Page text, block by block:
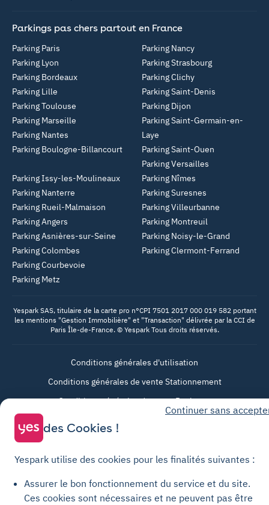
Parkings pas chers partout en France
Parking Paris
Parking Lyon
Parking Bordeaux
Parking Lille
Parking Toulouse
Parking Marseille
Parking Nantes
Parking Boulogne-Billancourt
Parking Nancy
Parking Strasbourg
Parking Clichy
Parking Saint-Denis
Parking Dijon
Parking Saint-Germain-en-
Laye
Parking Saint-Ouen
Parking Versailles
Parking Issy-les-Moulineaux
Parking Nanterre
Parking Rueil-Malmaison
Parking Angers
Parking Asnières-sur-Seine
Parking Colombes
Parking Courbevoie
Parking Metz
Parking Nîmes
Parking Suresnes
Parking Villeurbanne
Parking Montreuil
Parking Noisy-le-Grand
Parking Clermont-Ferrand
Yespark SAS, titulaire de la carte pro n°CPI 7501 2017 000 019 582 portant
les mentions "Gestion Immobilière" et "Transaction" délivrée par la CCI de
Paris Île-de-France. © Yespark Tous droits réservés.
Conditions générales d'utilisation
Conditions générales de vente Stationnement
Conditions générales de vente Recharge
Politique de confidentialité
Politique relative aux cookies
Paramètres des cookies
Charte de transparence
Continuer sans
des Cookies !
Yespark utilise des cookies pour les finalités suivantes :
Assurer le bon fonctionnement du service et du site.
Ces cookies sont nécessaires et ne peuvent pas être